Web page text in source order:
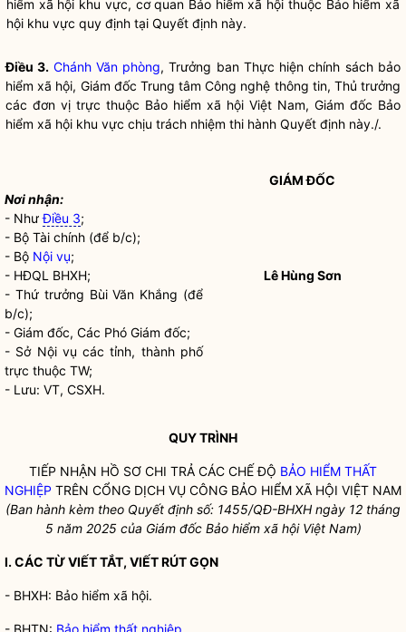
hiểm xã hội khu vực, cơ quan Bảo hiểm xã hội thuộc Bảo hiểm xã
hội khu vực quy định tại Quyết định này.
Điều 3. Chánh Văn phòng, Trưởng ban Thực hiện chính sách bảo
hiểm xã hội, Giám đốc Trung tâm Công nghệ thông tin, Thủ trưởng
các đơn vị trực thuộc Bảo hiểm xã hội Việt Nam, Giám đốc Bảo
hiểm xã hội khu vực chịu trách nhiệm thi hành Quyết định này./.
Nơi nhận:
- NhưĐiều 3;
- Bộ Tài chính (để b/c);
- Bộ Nội vụ;
- HĐQL BHXH;
- Thứ trưởng Bùi Văn Khắng (để
b/c);
- Giám đốc, Các Phó Giám đốc;
- Sở Nội vụ các tỉnh, thành phố
trực thuộc TW;
- Lưu: VT, CSXH.
GIÁM ĐỐC
Lê Hùng Sơn
QUY TRÌNH
TIẾP NHẬN HỒ SƠ CHI TRẢ CÁC CHẾ ĐỘ BẢO HIỂM THẤT
NGHIỆP TRÊN CỔNG DỊCH VỤ CÔNG BẢO HIỂM XÃ HỘI VIỆT NAM
(Ban hành kèm theo Quyết định số: 1455/QĐ-BHXH ngày 12 tháng
5 năm 2025 của Giám đốc Bảo hiểm xã hội Việt Nam)
I. CÁC TỪ VIẾT TẮT, VIẾT RÚT GỌN
- BHXH: Bảo hiểm xã hội.
- BHTN: Bảo hiểm thất nghiệp